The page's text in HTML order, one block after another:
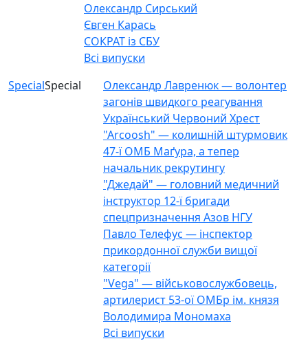
Олександр Сирський
Євген Карась
СОКРАТ із СБУ
Всі випуски
SpecialSpecial
Олександр Лавренюк — волонтер
загонів швидкого реагування
Український Червоний Хрест
"Arcoosh" — колишній штурмовик
47-ї ОМБ Маґура, а тепер
начальник рекрутингу
"Джедай" — головний медичний
інструктор 12-ї бригади
спецпризначення Азов НГУ
Павло Телефус — інспектор
прикордонної служби вищої
категорії
"Vega" — військовослужбовець,
артилерист 53-ої ОМБр ім. князя
Володимира Мономаха
Всі випуски